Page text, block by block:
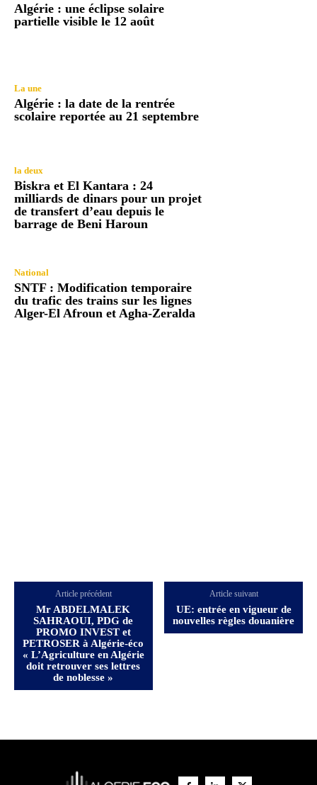
Algérie : une éclipse solaire
partielle visible le 12 août
La une
Algérie : la date de la rentrée
scolaire reportée au 21 septembre
la deux
Biskra et El Kantara : 24
milliards de dinars pour un projet
de transfert d’eau depuis le
barrage de Beni Haroun
National
SNTF : Modification temporaire
du trafic des trains sur les lignes
Alger-El Afroun et Agha-Zeralda
Article précédent
Mr ABDELMALEK
SAHRAOUI, PDG de
PROMO INVEST et
PETROSER à Algérie-éco
« L’Agriculture en Algérie
doit retrouver ses lettres
de noblesse »
Article suivant
UE: entrée en vigueur de
nouvelles règles douanière